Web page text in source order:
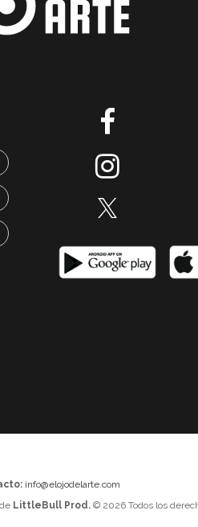
info@elojodelarte.com
LittleBull Prod.© 2026 Todos los